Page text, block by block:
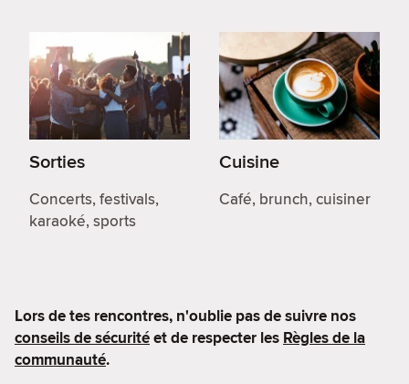
Sorties
Concerts, festivals,
karaoké, sports
Cuisine
Café, brunch, cuisiner
Lors de tes rencontres, n'oublie pas de suivre nos
conseils de sécuritéet de respecter les Règles de la
communauté.